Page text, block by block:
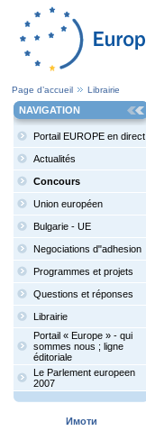
Page d’accueil Librairie
NAVIGATION
Portail EUROPE en direct
Actualités
Concours
Union européen
Bulgarie - UE
Negociations d"adhesion
Programmes et projets
Questions et réponses
Librairie
Portail « Europe » - qui
sommes nous ; ligne
éditoriale
Le Parlement europeen
2007
Имоти